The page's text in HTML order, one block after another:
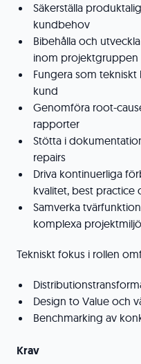
Säkerställa
kundbehov
Bibehålla och
inom projektgruppen
Fungera som
kund
Genomföra root-
rapporter
Stötta i
repairs
Driva kontinuerliga
kvalitet, best practice
Samverka
komplexa
Tekniskt fokus i rollen
Design to Value och
Benchmarking av
Krav